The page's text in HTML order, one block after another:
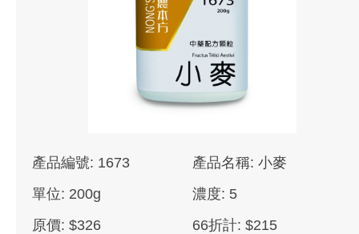
產品編號: 1673
產品名稱: 小麥
單位: 200g
濃度: 5
原價: $326
66折計: $215